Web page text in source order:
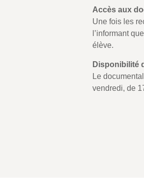
Accès aux
Une fois les
l’informant
élève.
Disponibilité
Le
vendredi, de